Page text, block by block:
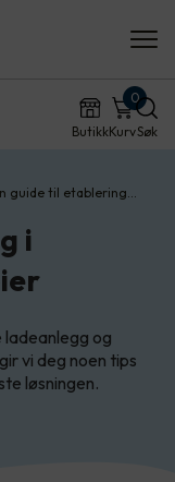
ButikkKurv
0
Søk
guide til etablering…
i
og
vi deg noen tips
løsningen.